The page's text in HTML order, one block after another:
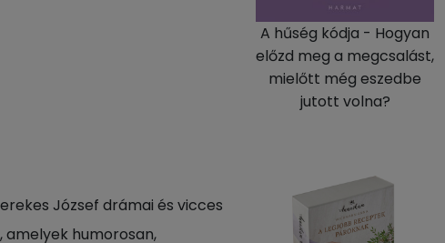
József drámai és vicces
humorosan,
A hűség kódja - Hogyan
előzd meg a megcsalást,
mielőtt még eszedbe
jutott volna?